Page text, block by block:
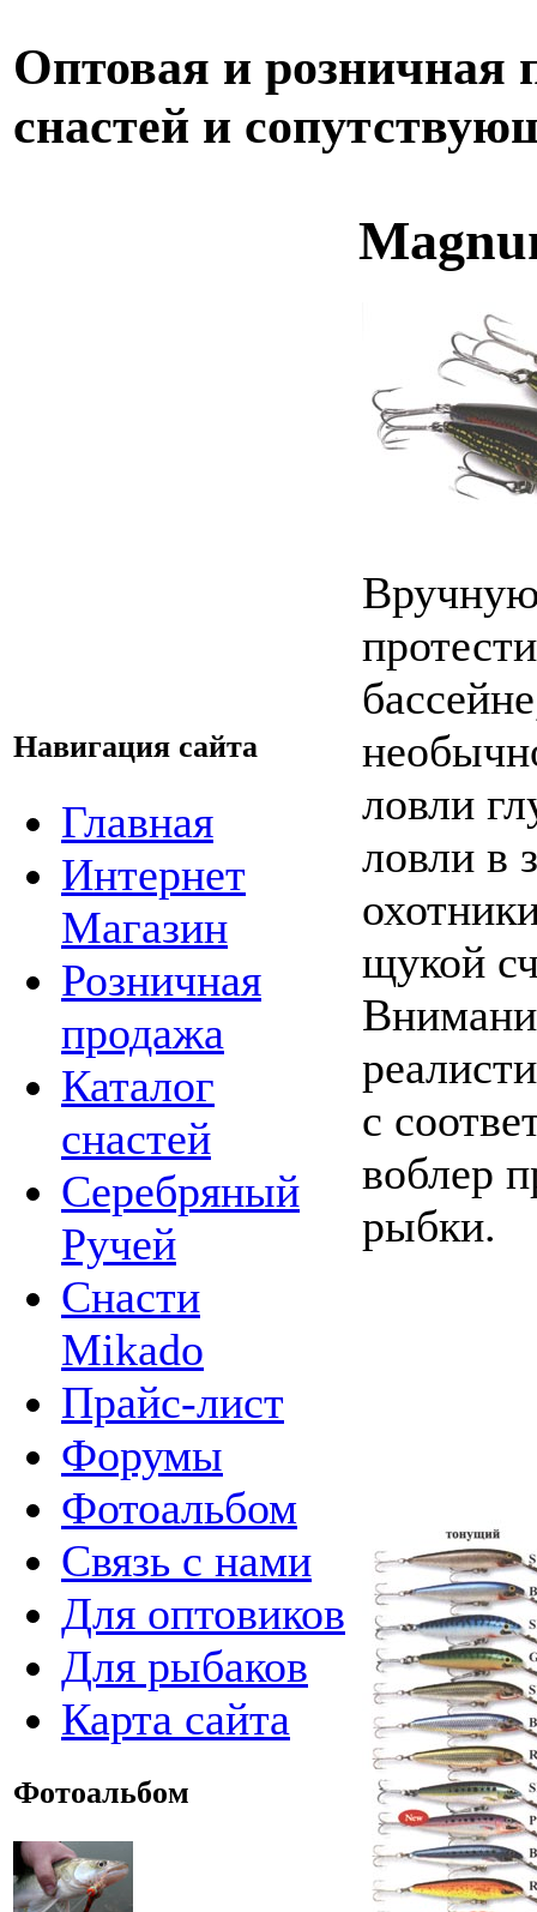
Оптовая и розничная
снастей и
Навигация сайта
Главная
Интернет
Магазин
Розничная
продажа
Каталог
снастей
Серебряный
Ручей
Снасти
Mikado
Прайс-лист
Форумы
Фотоальбом
Связь с нами
Для оптовиков
Для рыбаков
Карта сайта
Фотоальбом
ловли
ловли в
щукой
с
воблер
рыбки.